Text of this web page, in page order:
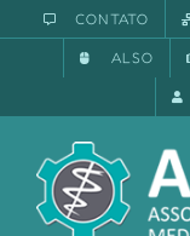
para
CONTATO
ALSO